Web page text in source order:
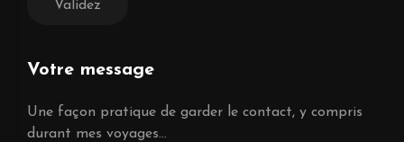
Votre message
Une façon pratique de garder le contact, y compris
durant mes voyages...